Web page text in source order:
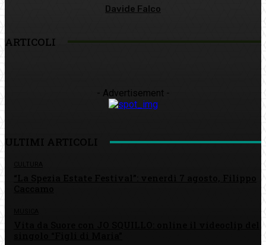
Davide Falco
ARTICOLI
- Advertisement -